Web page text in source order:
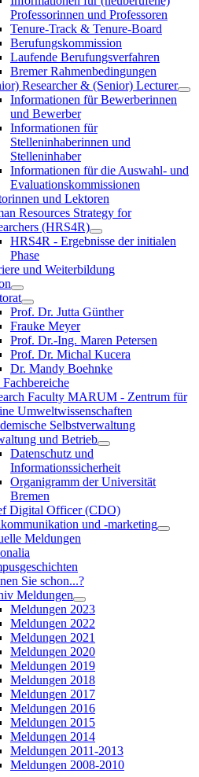
Professorinnen und Professoren
Tenure-Track & Tenure-Board
Berufungskommission
Laufende Berufungsverfahren
Bremer Rahmenbedingungen
Researcher & (Senior) Lecturer
Informationen für Bewerberinnen
und Bewerber
Informationen für
Stelleninhaberinnen und
Stelleninhaber
Informationen für die Auswahl- und
Evaluationskommissionen
und Lektoren
Resources Strategy for
(HRS4R)
HRS4R - Ergebnisse der initialen
Phase
und Weiterbildung
Prof. Dr. Jutta Günther
Frauke Meyer
Prof. Dr.-Ing. Maren Petersen
Prof. Dr. Michal Kucera
Dr. Mandy Boehnke
Faculty MARUM - Zentrum für
Umweltwissenschaften
Selbstverwaltung
und Betrieb
Datenschutz und
Informationssicherheit
Organigramm der Universität
Bremen
Digital Officer (CDO)
und -marketing
Meldungen
Sie schon...?
Meldungen
Meldungen 2023
Meldungen 2022
Meldungen 2021
Meldungen 2020
Meldungen 2019
Meldungen 2018
Meldungen 2017
Meldungen 2016
Meldungen 2015
Meldungen 2014
Meldungen 2011-2013
Meldungen 2008-2010